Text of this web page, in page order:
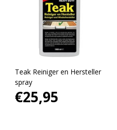
Teak Reiniger en Hersteller
spray
€25,95